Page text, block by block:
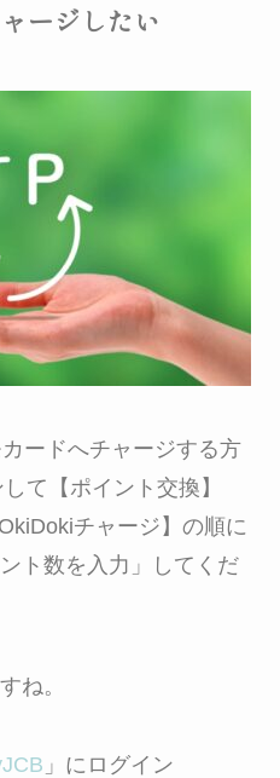
ージしたい
ードへチャージする方
て【ポイント交換】
チャージ】の順に
ト数を入力 」してくだ
ね。
」にログイン